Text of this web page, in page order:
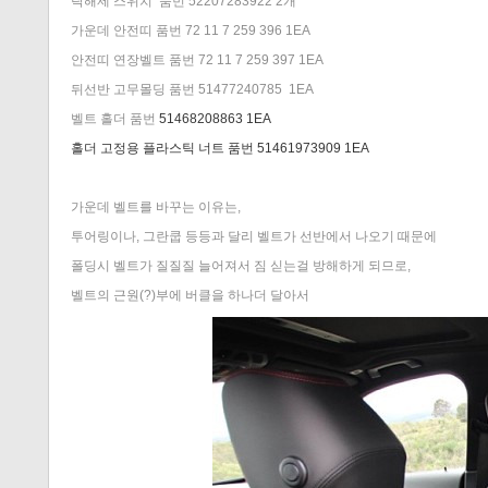
가운데 안전띠 품번 72 11 7 259 396 1EA
안전띠 연장벨트 품번 72 11 7 259 397 1EA
뒤선반 고무몰딩 품번 51477240785 1EA
벨트 홀더 품번 51468208863 1EA
홀더 고정용 플라스틱 너트 품번 51461973909 1EA
가운데 벨트를 바꾸는 이유는,
투어링이나, 그란쿱 등등과 달리 벨트가 선반에서 나오기 때문에
폴딩시 벨트가 질질질 늘어져서 짐 싣는걸 방해하게 되므로,
벨트의 근원(?)부에 버클을 하나더 달아서